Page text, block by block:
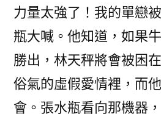
力量太強了！我的單戀
瓶大喊。他知道，如果
勝出，林天秤將會被困
俗氣的虛假愛情裡，而
會。張水瓶看向那機器